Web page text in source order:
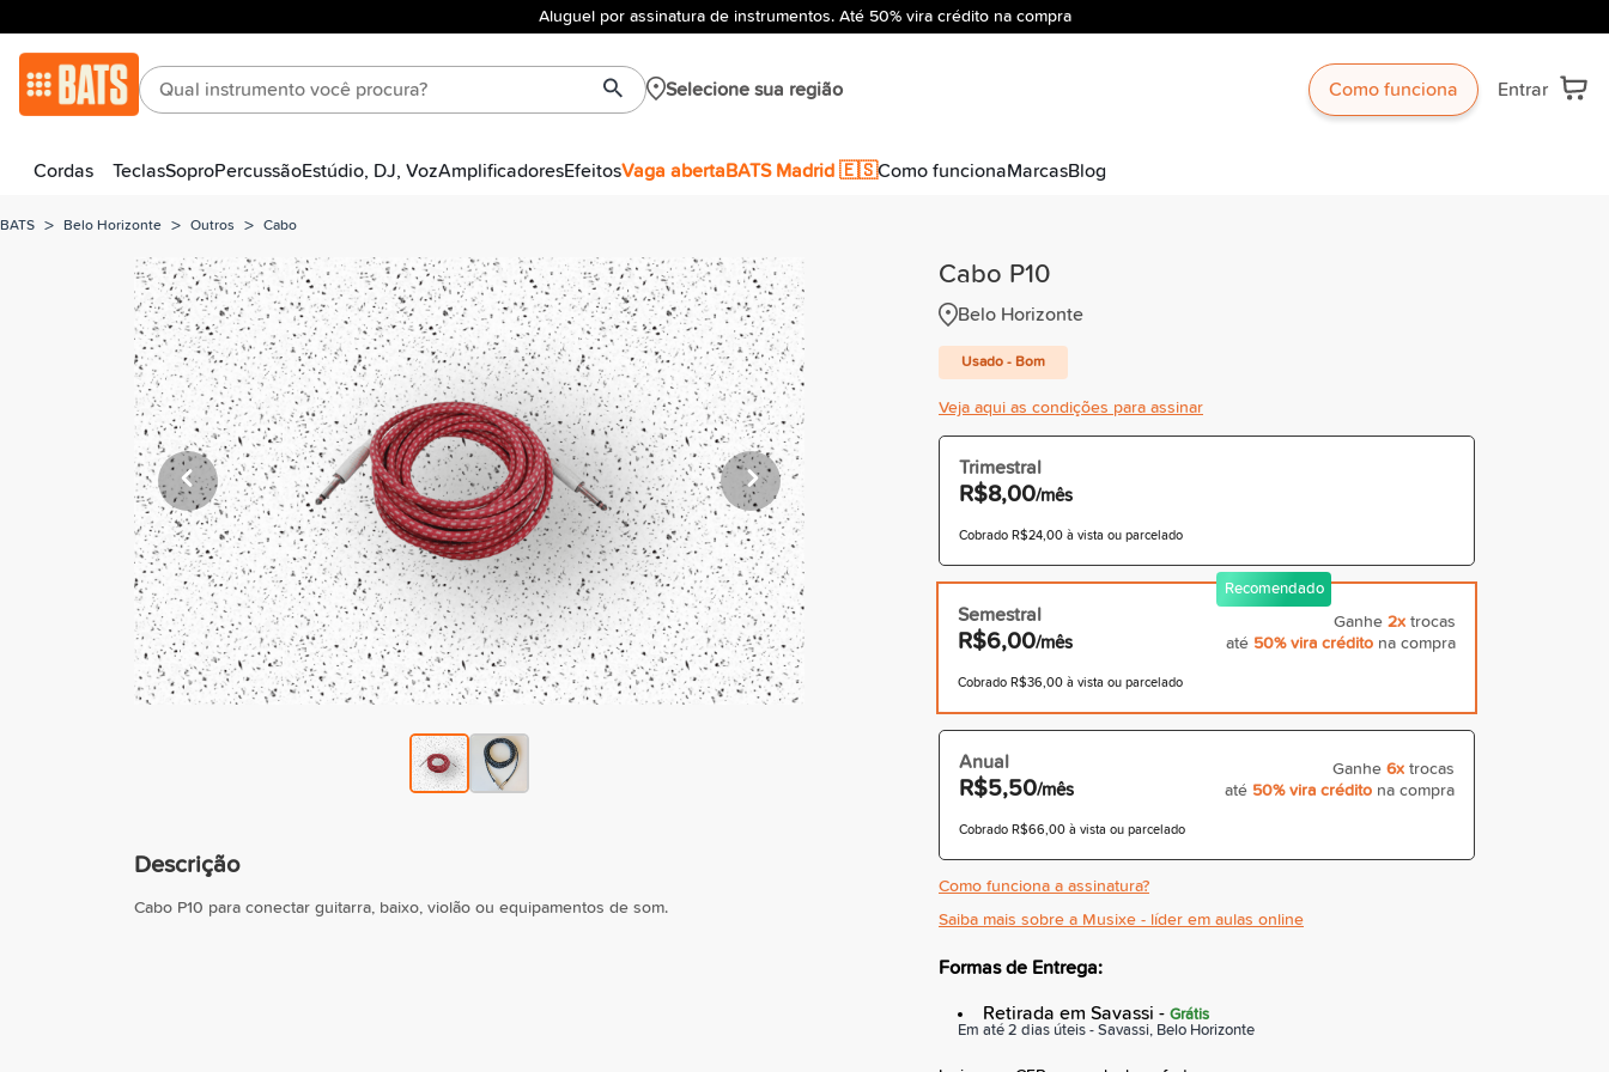
Aluguel por assinatura de instrumentos. Até 50% vira crédito na compra
Selecione sua região Como funciona Entrar
Cordas TeclasSoproPercussãoEstúdio, DJ, VozAmplificadoresEfeitosVaga abertaBATS Madrid 🇪🇸Como funcionaMarcasBlog
BATS > Belo Horizonte > Outros > Cabo
Descrição
Cabo P10
Belo Horizonte
Usado - Bom
Veja aqui as condições para assinar
Trimestral
R$8,00/mês
Cobrado R$24,00 à vista ou parcelado
Recomendado
Ganhe 2x trocas
até 50% vira crédito na compra
Semestral
R$6,00/mês
Cobrado R$36,00 à vista ou parcelado
Ganhe 6x trocas
até 50% vira crédito na compra
Anual
R$5,50/mês
Cobrado R$66,00 à vista ou parcelado
Como funciona a assinatura?
Saiba mais sobre a Musixe - líder em aulas online
Formas de Entrega:
Retirada em Savassi - Grátis
Em até 2 dias úteis - Savassi, Belo Horizonte